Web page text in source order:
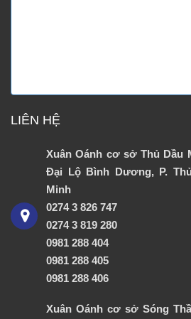
LIÊN HỆ
Xuân Oánh cơ sở Thủ Dầu
Đại Lộ Bình Dương, P.
Minh
0274 3 826 747
0274 3 819 280
0981 288 404
0981 288 405
0981 288 406
Xuân Oánh cơ sở Sóng